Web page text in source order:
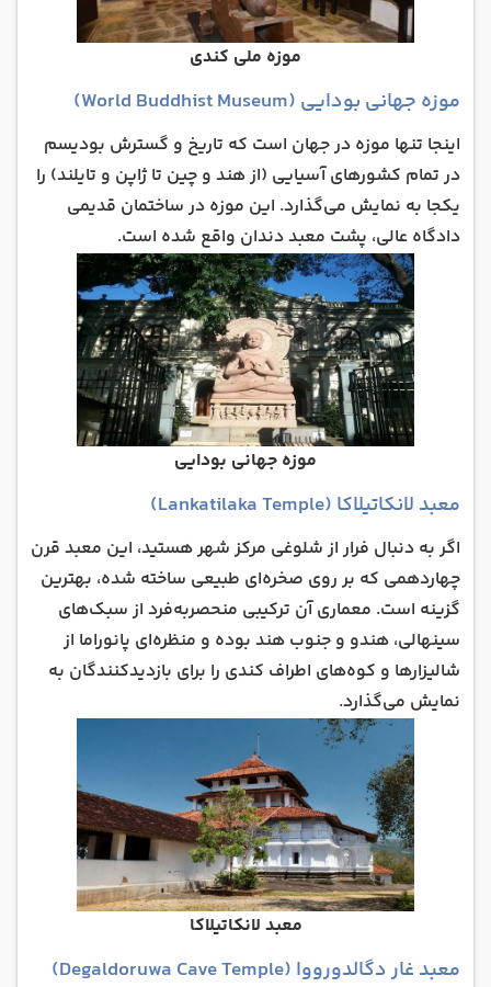
موزه ملی کندی
موزه جهانی بودایی (World Buddhist Museum)
اینجا تنها موزه در جهان است که تاریخ و گسترش بودیسم
در تمام کشورهای آسیایی (از هند و چین تا ژاپن و تایلند) را
یکجا به نمایش می‌گذارد. این موزه در ساختمان قدیمی
دادگاه عالی، پشت معبد دندان واقع شده است.
موزه جهانی بودایی
معبد لانکاتیلاکا (Lankatilaka Temple)
اگر به دنبال فرار از شلوغی مرکز شهر هستید، این معبد قرن
چهاردهمی که بر روی صخره‌ای طبیعی ساخته شده، بهترین
گزینه است. معماری آن ترکیبی منحصر‌به‌فرد از سبک‌های
سینهالی، هندو و جنوب هند بوده و منظره‌ای پانوراما از
شالیزارها و کوه‌های اطراف کندی را برای بازدیدکنندگان به
نمایش می‌گذارد.
معبد لانکاتیلاکا
معبد غار دگالدورووا (Degaldoruwa Cave Temple)